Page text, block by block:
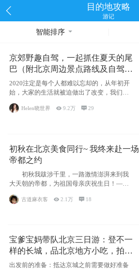
目的地攻略
游记
智能排序
京郊野趣自驾，一起抓住夏天的尾
巴（附北京周边景点路线及自驾攻
略）
2020注定是每个人都难以忘却的，从年初开
始，大家的生活就被迫做出了改变，我们也
不例外。本来双双辞职是为
Helen晓世界 9.2万 29
初秋在北京美食同行~ 我终来赴一场
帝都之约
初秋我跋涉千里，一路激情澎湃来到我
大天朝的帝都，为祖国母亲庆祝生日！——
古道麻衣客 2.1万  18
宝爹宝妈带队北京三日游：登不一
样的长城，品北京地方小吃，拍盘
古七星夜景！
出发前的准备：抵达京城之前需要做好准备